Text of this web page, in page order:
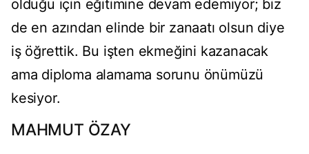
olduğu için eğitimine devam edemiyor; biz
de en azından elinde bir zanaatı olsun diye
iş öğrettik. Bu işten ekmeğini kazanacak
ama diploma alamama sorunu önümüzü
kesiyor.
MAHMUT ÖZAY